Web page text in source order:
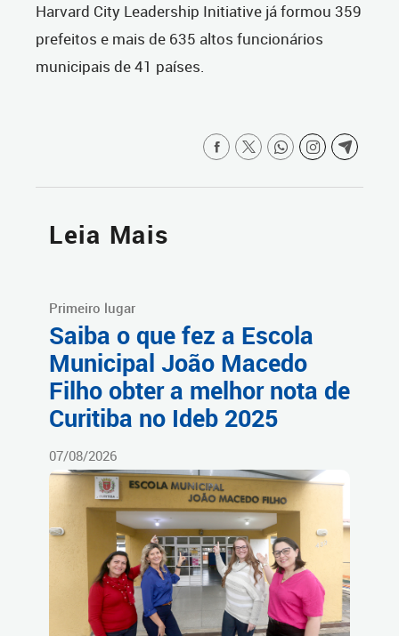
Harvard City Leadership Initiative já formou 359
prefeitos e mais de 635 altos funcionários
municipais de 41 países.
Leia Mais
Primeiro lugar
Saiba o que fez a Escola
Municipal João Macedo
Filho obter a melhor nota de
Curitiba no Ideb 2025
07/08/2026